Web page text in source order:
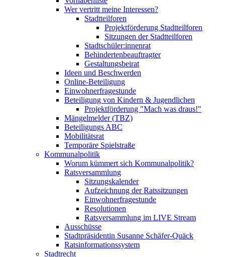
Wer vertritt meine Interessen?
Stadtteilforen
Projektförderung Stadtteilforen
Sitzungen der Stadtteilforen
Stadtschüler:innenrat
Behindertenbeauftragter
Gestaltungsbeirat
Ideen und Beschwerden
Online-Beteiligung
Einwohnerfragestunde
Beteiligung von Kindern & Jugendlichen
Projektförderung "Mach was draus!"
Mängelmelder (TBZ)
Beteiligungs ABC
Mobilitätsrat
Temporäre Spielstraße
Kommunalpolitik
Worum kümmert sich Kommunalpolitik?
Ratsversammlung
Sitzungskalender
Aufzeichnung der Ratssitzungen
Einwohnerfragestunde
Resolutionen
Ratsversammlung im LIVE Stream
Ausschüsse
Stadtpräsidentin Susanne Schäfer-Quäck
Ratsinformationssystem
Stadtrecht